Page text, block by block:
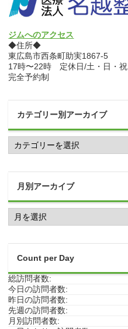
ジムへのアクセス
◆住所◆
東広島市西条町助実1867-5
17時〜22時 定休日/土・日・祝
完全予約制
カテゴリー別アーカイブ
カ
テ
ゴ
ア
ー
カ
月別アーカイブ
月
別
ア
ブ
Count per Day
総訪問者数:
今日の訪問者数:
昨日の訪問者数:
先週の訪問者数:
月別訪問者数: